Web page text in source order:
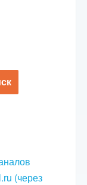
(через